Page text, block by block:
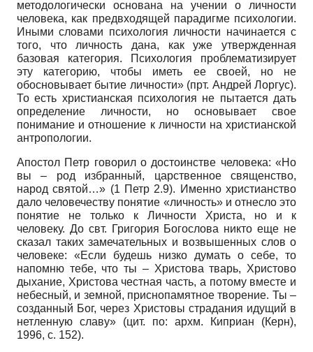
методологически основана на учении о личности
человека, как предвходящей парадигме психологии.
Иными словами психология личности начинается с
того, что личность дана, как уже утвержденная
базовая категория. Психология проблематизирует
эту категорию, чтобы иметь ее своей, но не
обосновывает бытие личности» (прт. Андрей Лоргус).
То есть христианская психология не пытается дать
определение личности, но основывает свое
понимание и отношение к личности на христианской
антропологии.
Апостол Петр говорил о достоинстве человека: «Но
вы – род избранный, царственное священство,
народ святой…» (1 Петр 2.9). Именно христианство
дало человечеству понятие «личность» и отнесло это
понятие не только к Личности Христа, но и к
человеку. До свт. Григория Богослова никто еще не
сказал таких замечательных и возвышенных слов о
человеке: «Если будешь низко думать о себе, то
напомню тебе, что ты – Христова тварь, Христово
дыхание, Христова честная часть, а потому вместе и
небесный, и земной, приснопамятное творение. Ты –
созданный Бог, через Христовы страдания идущий в
нетленную славу» (цит. по: архм. Киприан (Керн),
1996, с. 152).